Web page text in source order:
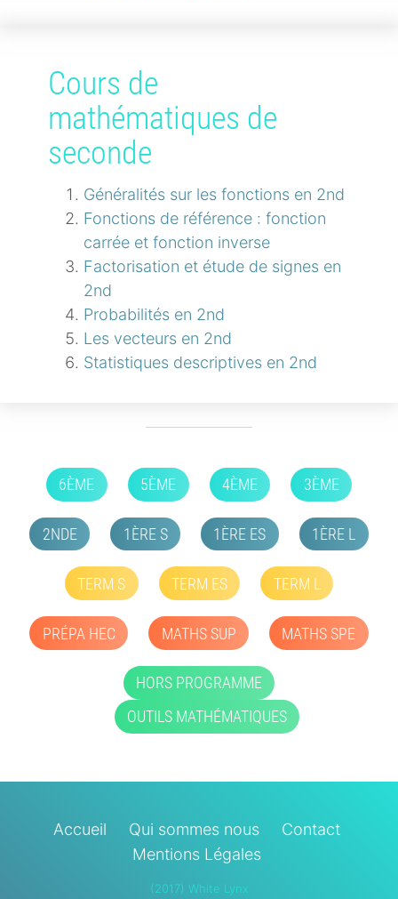
Cours de
mathématiques de
seconde
Généralités sur les fonctions en 2nd
Fonctions de référence : fonction
carrée et fonction inverse
Factorisation et étude de signes en
2nd
Probabilités en 2nd
Les vecteurs en 2nd
Statistiques descriptives en 2nd
6ÈME 5ÈME 4ÈME 3ÈME
2NDE 1ÈRE S 1ÈRE ES 1ÈRE L
TERM S TERM ES TERM L
PRÉPA HEC MATHS SUP MATHS SPE
HORS PROGRAMME
OUTILS MATHÉMATIQUES
Accueil Qui sommes nous
Contact
Mentions Légales
(2017) White Lynx